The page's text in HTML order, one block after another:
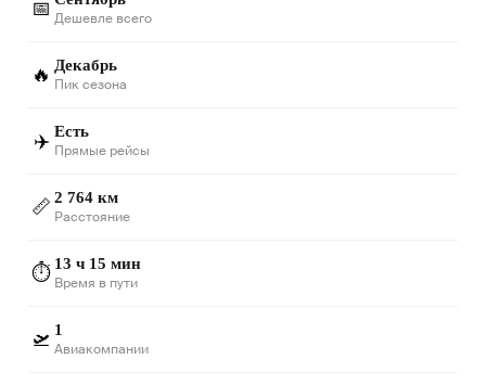
📅 Дешевле всего
🔥 Декабрь
Пик сезона
✈️ Есть
Прямые рейсы
📏 2 764 км
Расстояние
⏱️ 13 ч 15 мин
Время в пути
🛫 1
Авиакомпании